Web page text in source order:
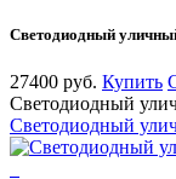
Светодиодный
27400 руб. Купить
Светодиодный
Светодиодный